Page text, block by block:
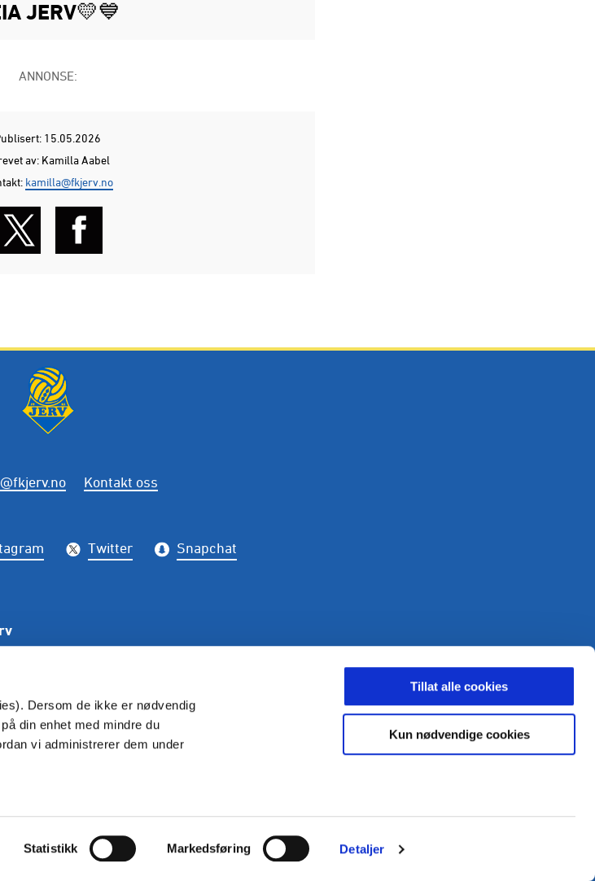
Dersom de ikke er nødvendig
din enhet med mindre du
vi administrerer dem under
Statistikk Markedsføring Detaljer
Tillat alle cookies
Kun nødvendige cookies
JERV💛💙
ANNONSE:
15.05.2026
av: Kamilla Aabel
kamilla@fkjerv.no
Kontakt oss
Twitter Snapchat